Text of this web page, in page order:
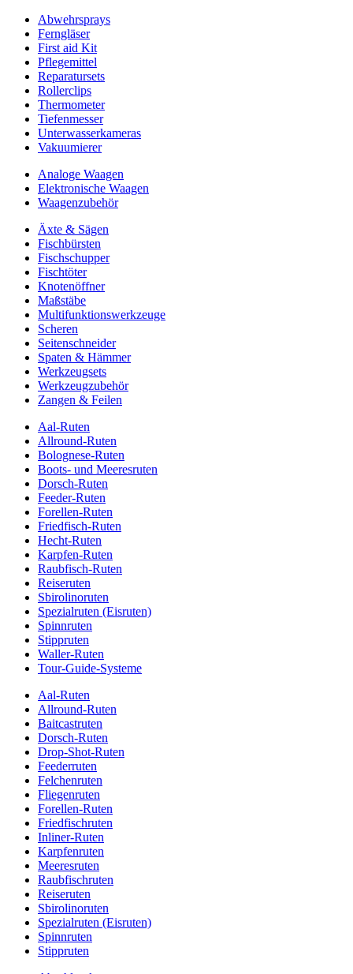
Abwehrsprays
Ferngläser
First aid Kit
Pflegemittel
Reparatursets
Rollerclips
Thermometer
Tiefenmesser
Unterwasserkameras
Vakuumierer
Analoge Waagen
Elektronische Waagen
Waagenzubehör
Äxte & Sägen
Fischbürsten
Fischschupper
Fischtöter
Knotenöffner
Maßstäbe
Multifunktionswerkzeuge
Scheren
Seitenschneider
Spaten & Hämmer
Werkzeugsets
Werkzeugzubehör
Zangen & Feilen
Aal-Ruten
Allround-Ruten
Bolognese-Ruten
Boots- und Meeresruten
Dorsch-Ruten
Feeder-Ruten
Forellen-Ruten
Friedfisch-Ruten
Hecht-Ruten
Karpfen-Ruten
Raubfisch-Ruten
Reiseruten
Sbirolinoruten
Spezialruten (Eisruten)
Spinnruten
Stippruten
Waller-Ruten
Tour-Guide-Systeme
Aal-Ruten
Allround-Ruten
Baitcastruten
Dorsch-Ruten
Drop-Shot-Ruten
Feederruten
Felchenruten
Fliegenruten
Forellen-Ruten
Friedfischruten
Inliner-Ruten
Karpfenruten
Meeresruten
Raubfischruten
Reiseruten
Sbirolinoruten
Spezialruten (Eisruten)
Spinnruten
Stippruten